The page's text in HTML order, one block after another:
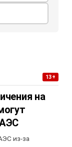
13+
на
из-за